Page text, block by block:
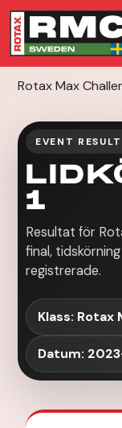
Rotax Max
EVENT
1
Resultat för
final,
registrerade.
Klass: Rotax
Datum: